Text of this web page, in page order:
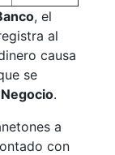
, el
al
causa
se
Negocio.
a
con